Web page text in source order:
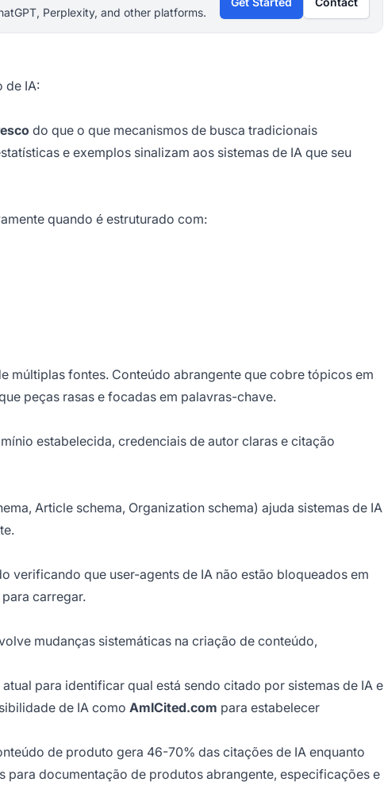
Perplexity, and other platforms.
de IA:
do que o que mecanismos de busca tradicionais
e exemplos sinalizam aos sistemas de IA que seu
quando é estruturado com:
múltiplas fontes. Conteúdo abrangente que cobre tópicos em
peças rasas e focadas em palavras-chave.
estabelecida, credenciais de autor claras e citação
Article schema, Organization schema) ajuda sistemas de IA
verificando que user-agents de IA não estão bloqueados em
carregar.
mudanças sistemáticas na criação de conteúdo,
atual para identificar qual está sendo citado por sistemas de IA e
de IA como AmICited.com para estabelecer
de produto gera 46-70% das citações de IA enquanto
documentação de produtos abrangente, especificações e